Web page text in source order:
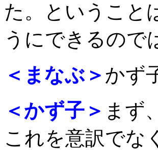
た。ということ
うにできるので
＜まなぶ＞ かず
＜かず子＞ まず
これを意訳でな